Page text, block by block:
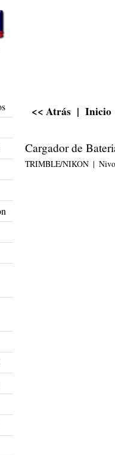
<< Atrás | Inicio
Cargador de
TRIMBLE/NIKON